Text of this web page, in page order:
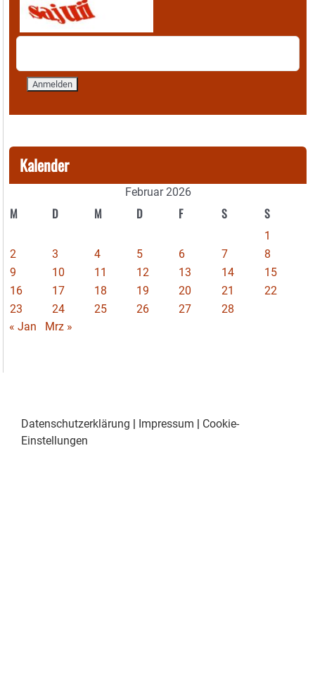
Kalender
Februar 2026
M D M D F S S
1
2
3 4 5 6 7
8
9
10 11 12 13 14
15
16
17 18 19 20 21
22
23
24 25 26 27
28
« Jan
Mrz »
Datenschutzerklärung | Impressum | Cookie-
Einstellungen